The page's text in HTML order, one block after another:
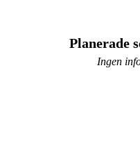
Planerade
Ingen